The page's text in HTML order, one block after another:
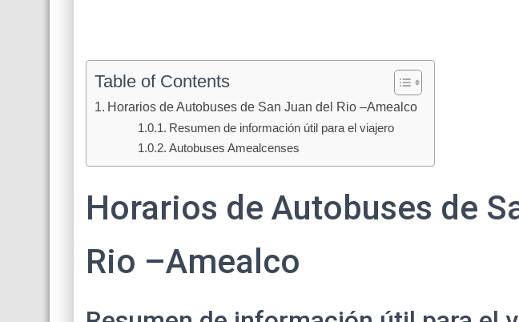
Table of Contents
Horarios de Autobuses de San Juan del Rio –Amealco
Resumen de información útil para el viajero
Autobuses Amealcenses
Horarios de Autobuses de
Rio –Amealco